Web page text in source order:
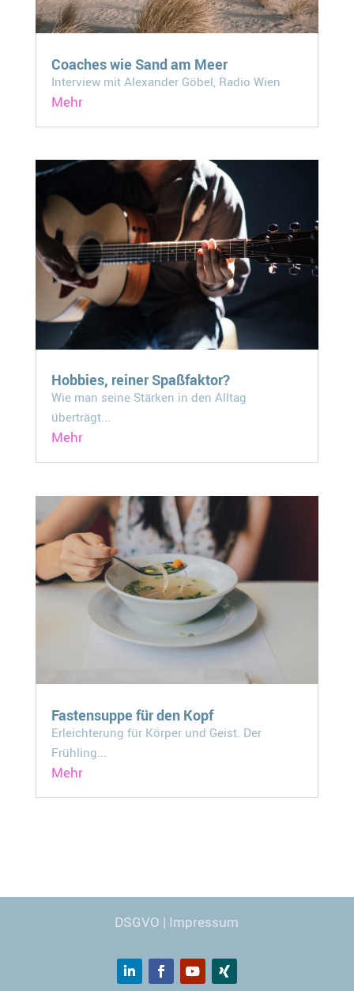
Coaches wie Sand am Meer
Interview mit Alexander Göbel, Radio Wien
Mehr
Hobbies, reiner Spaßfaktor?
Wie man seine Stärken in den Alltag
überträgt...
Mehr
Fastensuppe für den Kopf
Erleichterung für Körper und Geist. Der
Frühling...
Mehr
DSGVO | Impressum